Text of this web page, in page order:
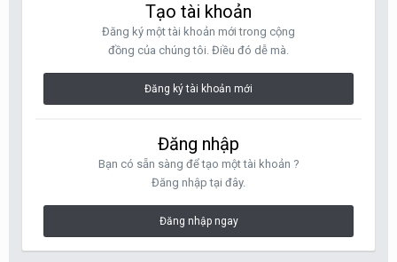
Tạo tài khoản
Đăng ký một tài khoản mới trong cộng
đồng của chúng tôi. Điều đó dễ mà.
Đăng ký tài khoản mới
Đăng nhập
Bạn có sẵn sàng để tạo một tài khoản ?
Đăng nhập tại đây.
Đăng nhập ngay